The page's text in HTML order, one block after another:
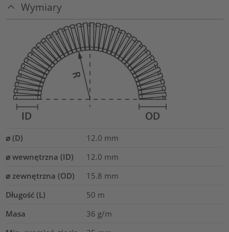
Wymiary
⌀ (D) 12.0 mm
⌀ wewnętrzna (ID)
12.0 mm
⌀ zewnętrzna (OD)
15.8 mm
Długość (L)
50 m
Masa
36 g/m